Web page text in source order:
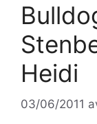
Heidi
03/06/2011